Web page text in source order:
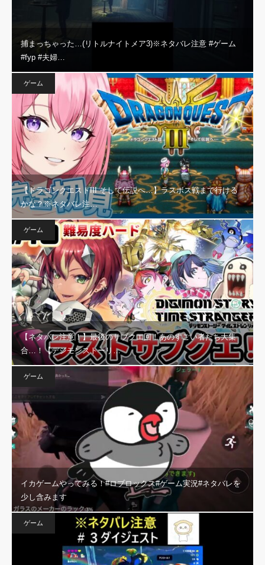
捕まっちゃった…(リトルナイトメア3)※ネタバレ注意 #ゲーム
#fyp #夫婦…
ゲーム
【ドラゴンクエストIII そして伝説へ…】ラスボス戦まで行ける
かな？※ネタバレ注…
ゲーム
【ネタバレ注意！】最後のサブクエ回！あのすごい者たち大集
合…！【デジモンストーリ…
ゲーム
イカゲームやってみる！#ロブロックス#ゲーム実況#ネタバレを
少し含みます
ゲーム